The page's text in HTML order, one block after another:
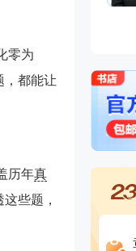
零为
，都能让
历年真
些题，
多年从事教育行业，主攻工